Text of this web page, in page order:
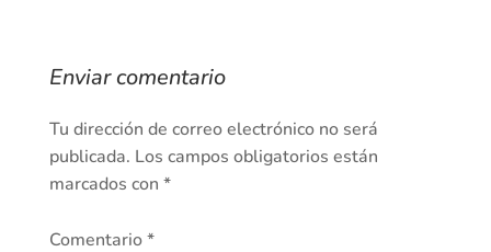
Enviar comentario
Tu dirección de correo electrónico no será
publicada. Los campos obligatorios están
marcados con *
Comentario*